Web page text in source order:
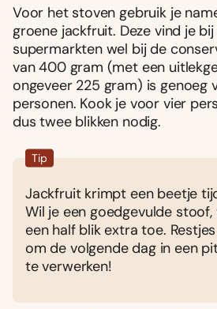
Voor het stoven gebruik je
groene jackfruit. Deze vind je
supermarkten wel bij de
van 400 gram (met een
ongeveer 225 gram) is genoeg
personen. Kook je voor vier
dus twee blikken nodig.
Tip
Jackfruit krimpt een beetje
Wil je een goedgevulde
een half blik extra toe.
om de volgende dag in een
te verwerken!